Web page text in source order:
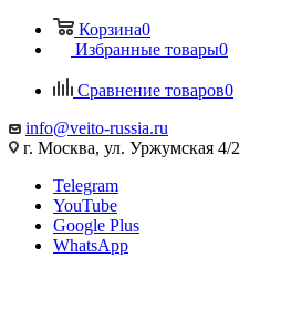
Корзина0
Избранные товары0
Сравнение товаров0
info@veito-russia.ru
г. Москва, ул. Уржумская 4/2
Telegram
YouTube
Google Plus
WhatsApp